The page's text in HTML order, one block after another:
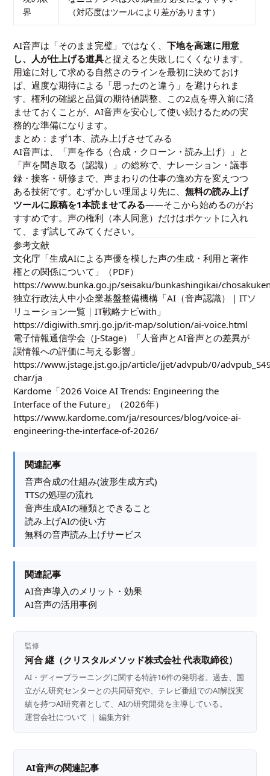
界
（対応度はツールにより差があります）
AI音声は「そのまま完璧」ではなく、下地を高速に用意
し、人が仕上げる道具と捉えると失敗しにくくなります。
用途に対して求める自然さのラインを最初に決めておけ
ば、過度な期待による「思ったのと違う」を避けられま
す。権利の確認と品質の期待値調整、この2点を導入前に済
ませておくことが、AI音声を安心して使い続けるための実
務的な準備になります。
まとめ：まず1本、読み上げさせてみる
AI音声は、「声を作る（合成・クローン・読み上げ）」と
「声を聞き取る（認識）」の総称で、ナレーション・議事
録・接客・研修まで、声まわりの仕事の進め方を変えつつ
ある技術です。むずかしい理屈より先に、無料の読み上げ
ツールに原稿を1本読ませてみる——そこから始めるのがお
すすめです。声の権利（本人同意）だけはポケットに入れ
て、まず試してみてください。
参考文献
文化庁「生成AIによる声優を模した声の生成・利用と著作
権との関係について」（PDF）
https://www.bunka.go.jp/seisaku/bunkashingikai/
独立行政法人中小企業基盤整備機構「AI（音声認識）｜ITソ
リューション一覧｜IT戦略ナビwith」
https://digiwith.smrj.go.jp/it-map/solution/ai-voice.html
電子情報通信学会（J-Stage）「人音声とAI音声との差異が
誤情報への評価に与える影響」
https://www.jstage.jst.go.jp/article/jjet/advpub/0/
char/ja
Kardome「2026 Voice AI Trends: Engineering the
Interface of the Future」（2026年）
https://www.kardome.com/ja/resources/blog/voice-ai-
engineering-the-interface-of-2026/
関連記事
音声合成の仕組み(波形生成方式)
TTSの処理の流れ
音声生成AIの種類とできること
読み上げAIの使い方
無料の音声読み上げサービス
関連記事
AI音声導入のメリット・効果
AI音声の活用事例
監修
河合 継（クリスタルメソッド株式会社 代表取締役）
AI・ディープラーニングに関する特許16件の発明者。過去、国
立がん研究センターとの共同研究や、テレビ番組でのAI解説実
績を持つAI研究者として、AIの研究開発を主導している。
運営会社について ｜編集方針
AI音声の関連記事